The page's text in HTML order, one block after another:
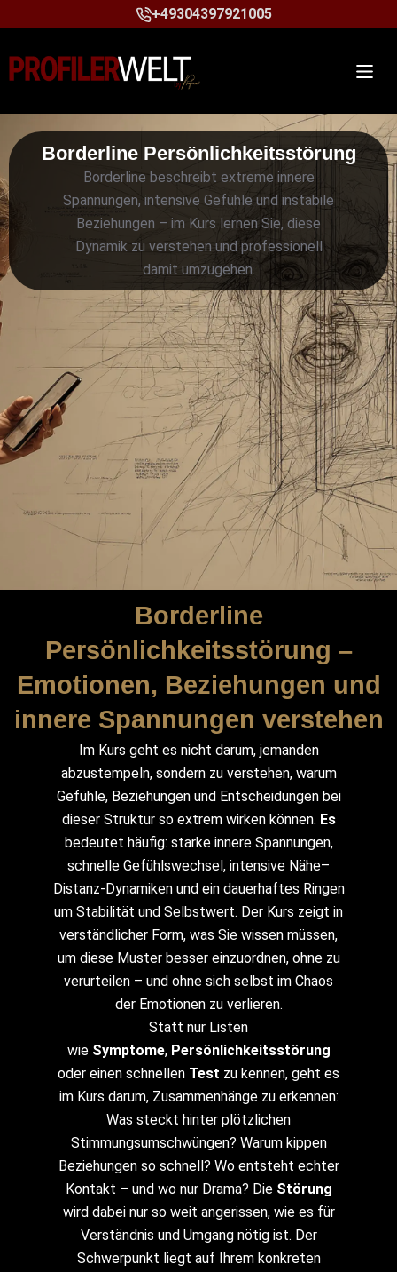
+49304397921005
Borderline Persönlichkeitsstörung
Borderline beschreibt extreme innere
Spannungen, intensive Gefühle und instabile
Beziehungen – im Kurs lernen Sie, diese
Dynamik zu verstehen und professionell
damit umzugehen.
Borderline
Persönlichkeitsstörung –
Emotionen, Beziehungen und
innere Spannungen verstehen
Im Kurs geht es nicht darum, jemanden
abzustempeln, sondern zu verstehen, warum
Gefühle, Beziehungen und Entscheidungen bei
dieser Struktur so extrem wirken können. Es
bedeutet häufig: starke innere Spannungen,
schnelle Gefühlswechsel, intensive Nähe–
Distanz-Dynamiken und ein dauerhaftes Ringen
um Stabilität und Selbstwert. Der Kurs zeigt in
verständlicher Form, was Sie wissen müssen,
um diese Muster besser einzuordnen, ohne zu
verurteilen – und ohne sich selbst im Chaos
der Emotionen zu verlieren.
Statt nur Listen
wieSymptome,Persönlichkeitsstörung
oder einen schnellen Test zu kennen, geht es
im Kurs darum, Zusammenhänge zu erkennen:
Was steckt hinter plötzlichen
Stimmungsumschwüngen? Warum kippen
Beziehungen so schnell? Wo entsteht echter
Kontakt – und wo nur Drama? DieStörung
wird dabei nur so weit angerissen, wie es für
Verständnis und Umgang nötig ist. Der
Schwerpunkt liegt auf Ihrem konkreten